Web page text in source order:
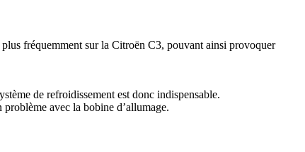
fréquemment sur la Citroën C3, pouvant ainsi provoquer
de refroidissement est donc indispensable.
avec la bobine d’allumage.